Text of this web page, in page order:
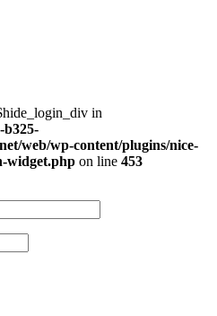
in
b325-
web/wp-content/plugins/nice-
widget.php on line 453